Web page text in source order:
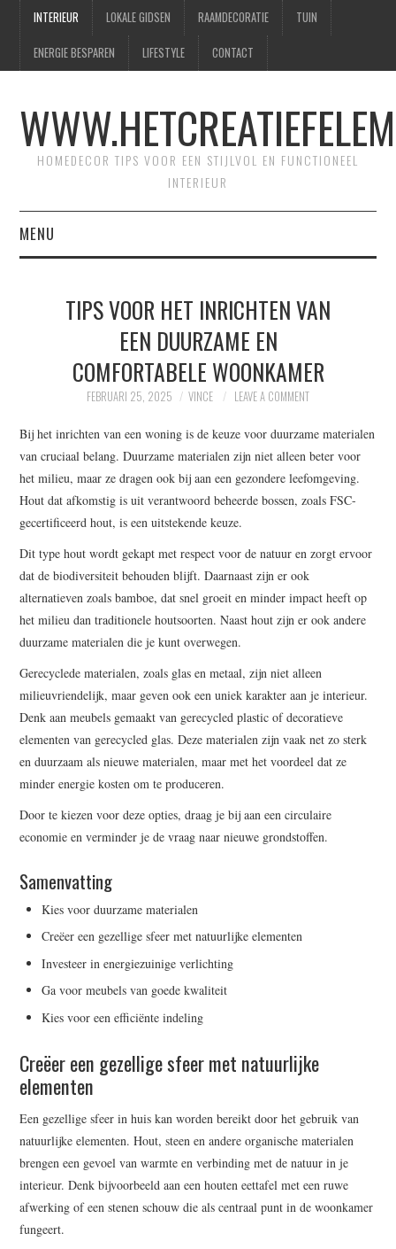
INTERIEUR LOKALE GIDSEN RAAMDECORATIE TUIN
ENERGIE BESPAREN LIFESTYLE CONTACT
HOMEDECOR TIPS VOOR EEN STIJLVOL EN FUNCTIONEEL
INTERIEUR
MENU
CONTACT
SITEMAP
COMPLETE GUIDELINES
TIPS VOOR HET INRICHTEN VAN
EEN DUURZAME EN
COMFORTABELE WOONKAMER
FEBRUARI 25, 2025 VINCE LEAVE A COMMENT
Bij het inrichten van een woning is de keuze voor duurzame materialen
van cruciaal belang. Duurzame materialen zijn niet alleen beter voor
het milieu, maar ze dragen ook bij aan een gezondere leefomgeving.
Hout dat afkomstig is uit verantwoord beheerde bossen, zoals FSC-
gecertificeerd hout, is een uitstekende keuze.
Dit type hout wordt gekapt met respect voor de natuur en zorgt ervoor
dat de biodiversiteit behouden blijft. Daarnaast zijn er ook
alternatieven zoals bamboe, dat snel groeit en minder impact heeft op
het milieu dan traditionele houtsoorten. Naast hout zijn er ook andere
duurzame materialen die je kunt overwegen.
Gerecyclede materialen, zoals glas en metaal, zijn niet alleen
milieuvriendelijk, maar geven ook een uniek karakter aan je interieur.
Denk aan meubels gemaakt van gerecycled plastic of decoratieve
elementen van gerecycled glas. Deze materialen zijn vaak net zo sterk
en duurzaam als nieuwe materialen, maar met het voordeel dat ze
minder energie kosten om te produceren.
Door te kiezen voor deze opties, draag je bij aan een circulaire
economie en verminder je de vraag naar nieuwe grondstoffen.
Samenvatting
Kies voor duurzame materialen
Creëer een gezellige sfeer met natuurlijke elementen
Investeer in energiezuinige verlichting
Ga voor meubels van goede kwaliteit
Kies voor een efficiënte indeling
Creëer een gezellige sfeer met natuurlijke
elementen
Een gezellige sfeer in huis kan worden bereikt door het gebruik van
natuurlijke elementen. Hout, steen en andere organische materialen
brengen een gevoel van warmte en verbinding met de natuur in je
interieur. Denk bijvoorbeeld aan een houten eettafel met een ruwe
afwerking of een stenen schouw die als centraal punt in de woonkamer
fungeert.